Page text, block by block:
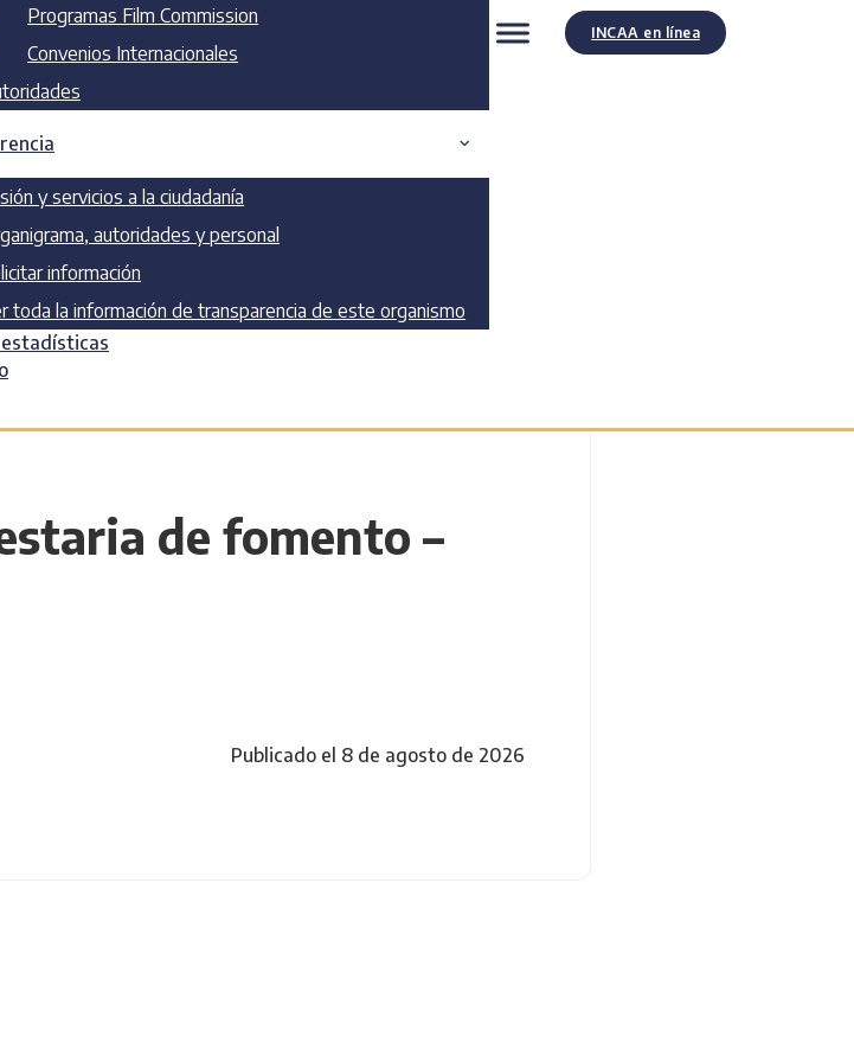
Programas Film Commission
Convenios Internacionales
y servicios a la ciudadanía
autoridades y personal
información
toda la información de transparencia de este organismo
INCAA en línea
de fomento –
Publicado el 8 de agosto de 2026